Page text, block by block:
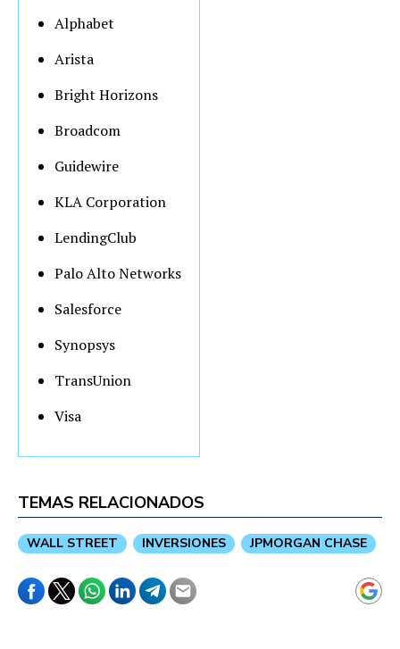
Alphabet
Arista
Bright Horizons
Broadcom
Guidewire
KLA Corporation
LendingClub
Palo Alto Networks
Salesforce
Synopsys
TransUnion
Visa
TEMAS RELACIONADOS
WALL STREET INVERSIONES JPMORGAN CHASE